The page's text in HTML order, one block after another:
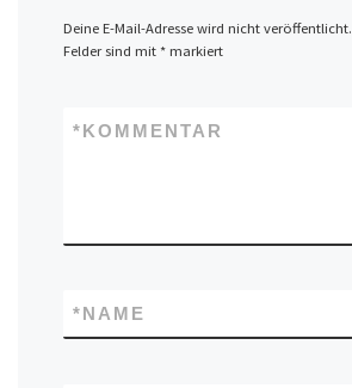
Deine E-Mail-Adresse wird nicht veröffentlicht.
Felder sind mit *markiert
KOMMENTAR
*
NAME
*